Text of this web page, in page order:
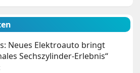
Neues Elektroauto bringt
Sechszylinder-Erlebnis“